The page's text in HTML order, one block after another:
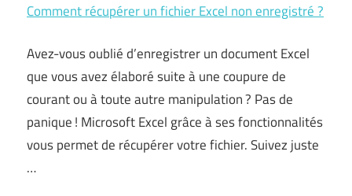
Comment récupérer un fichier Excel non enregistré ?
Avez-vous oublié d’enregistrer un document Excel
que vous avez élaboré suite à une coupure de
courant ou à toute autre manipulation ? Pas de
panique ! Microsoft Excel grâce à ses fonctionnalités
vous permet de récupérer votre fichier. Suivez juste
…